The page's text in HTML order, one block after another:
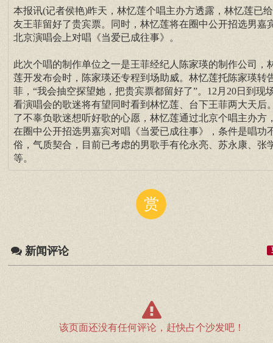
本报讯(记者侯艳)昨天，林忆莲个唱主办方透露，林忆莲已
友王菲留好了贵宾票。同时，林忆莲将在圈中公开招选男嘉
北京演唱会上对唱《当爱已成往事》。
此次个唱的制作单位之一是王菲经纪人陈家瑛的制作公司，
莲开发布会时，陈家瑛还专程到场助威。林忆莲托陈家瑛转
菲，“我会抽空探望她，把贵宾票都留好了”。12月20日到现
看演唱会的歌迷将有望同时看到林忆莲、台下王菲两大天后
了不辜负歌迷想听好歌的心愿，林忆莲通过北京个唱主办方
在圈中公开招选男嘉宾对唱《当爱已成往事》，条件是唱功
俗，气质契合，目前已考虑的男歌手有伦永亮、苏永康、张
等。
赏
新闻评论
该页面还没有任何评论，赶快占个沙发吧！